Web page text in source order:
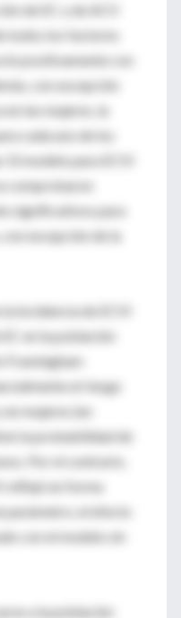
de EC y de ACV
todos los factores
positivamente con
con excepción
las mujeres, la
cada uno de los
modelo para ECVI
comprobaron
significativos para
excepción de la
incidencia de ECVI
en la población
Framingham
el riesgo
mujeres (en
la probabilidad de
Por el contrario,
reflejó en forma
parámetro; el efecto
con el modelo sin
a la población